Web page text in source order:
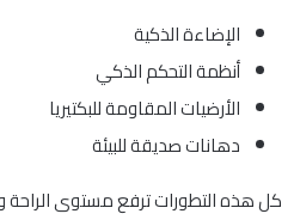
الإضاءة الذكية
أنظمة التحكم الذكي
الأرضيات المقاومة للبكتيريا
دهانات صديقة للبيئة
كل هذه التطورات ترفع مستوى